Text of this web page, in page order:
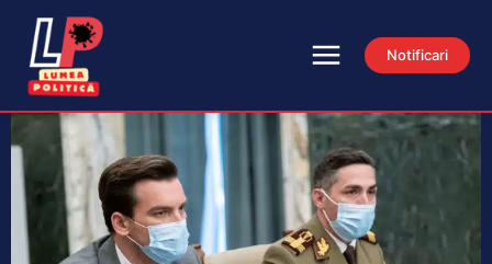
Notificari